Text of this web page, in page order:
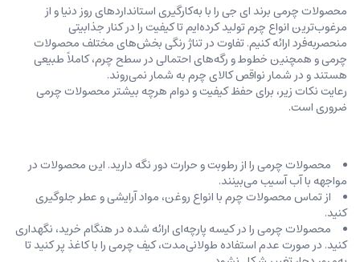
محصولات چرمی برند ای جی را با به‌کارگیری استانداردهای روز دنیا و از
مرغوب‌ترین انواع چرم تولید کرده‌ایم تا کیفیت را در کنار جذابیتی
منحصربه‌فرد ارائه کنیم. تفاوت در تناژ رنگی بخش‌های مختلف محصولات
چرمی و همچنین خطوط و رگه‌‌های احتمالی در سطح چرم، کاملاً طبیعی
هستند و در شمار نواقص کالای چرم به شمار نمی‌روند.
رعایت نکات زیر، برای حفظ کیفیت و دوام هرچه بیشتر محصولات چرمی
ضروری است.
محصولات چرمی را از رطوبت و حرارت دور نگه دارید. این محصولات در
مواجهه با آب آسیب می‌بینند.
از تماس محصولات چرم با انواع روغن‌، مواد آرایشی و عطر جلوگیری
کنید.
محصولات چرمی را در کیسه‌ پارچه‌ای ارائه شده در هنگام خرید، ‌نگهداری
کنید. در صورت عدم استفاده طولانی‌مدت، کیف‌ چرمی را با کاغذ پر کنید تا